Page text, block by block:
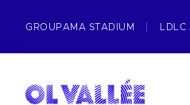
GROUPAMA STADIUM